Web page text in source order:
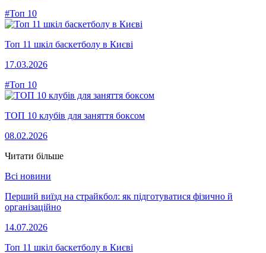
#Топ 10
Топ 11 шкіл баскетболу в Києві
17.03.2026
#Топ 10
ТОП 10 клубів для заняття боксом
08.02.2026
Читати більше
Всі новини
Перший виїзд на страйкбол: як підготуватися фізично й
організаційно
14.07.2026
Топ 11 шкіл баскетболу в Києві